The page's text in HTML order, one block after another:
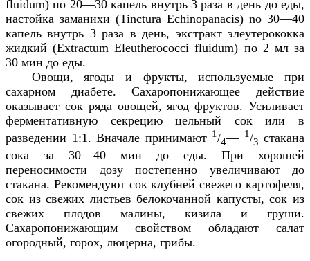
fluidum) по 20—30 капель внутрь 3 раза в день до еды,
настойка заманихи (Tinctura Echinopanacis) no 30—40
капель внутрь 3 раза в день, экстракт элеутерококка
жидкий (Extractum Eleutherococci fluidum) пo2 мл за
30 мин до еды.
Овощи, ягоды и фрукты, используемые при
сахарном диабете. Сахаропонижающее действие
оказывает сок ряда овощей, ягод фруктов. Усиливает
ферментативную секрецию цельный сок или в
разведении 1:1. Вначале принимают 1/4— 1/3 стакана
сока за 30—40 мин до еды. При хорошей
переносимости дозу постепенно увеличивают до
стакана. Рекомендуют сок клубней свежего картофеля,
сок из свежих листьев белокочанной капусты, сок из
свежих плодов малины, кизила и груши.
Сахаропонижающим свойством обладают салат
огородный, горох, люцерна, грибы.